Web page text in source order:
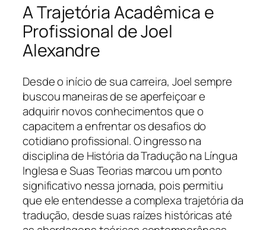
A Trajetória Acadêmica e
Profissional de Joel
Alexandre
Desde o início de sua carreira, Joel sempre
buscou maneiras de se aperfeiçoar e
adquirir novos conhecimentos que o
capacitem a enfrentar os desafios do
cotidiano profissional. O ingresso na
disciplina de História da Tradução na Língua
Inglesa e Suas Teorias marcou um ponto
significativo nessa jornada, pois permitiu
que ele entendesse a complexa trajetória da
tradução, desde suas raízes históricas até